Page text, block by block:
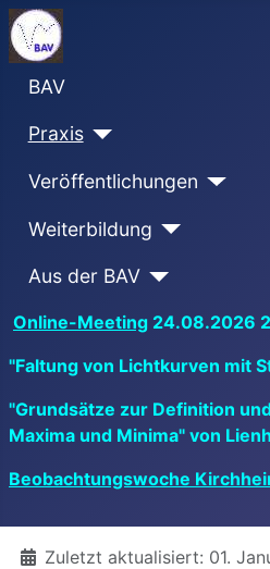
BAV
Praxis
Veröffentlichungen
Weiterbildung
Aus der BAV
Online-Meeting 24.08.2026
"Faltung von Lichtkurven mit
"Grundsätze zur Definition
Maxima und Minima" von
Beobachtungswoche
DetailsZuletzt aktualisiert: 01.